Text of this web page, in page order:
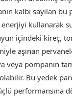
kalbi sayılan bu
enerjiyi kullanarak
içindeki kireç,
aşınan
veya pompanın
Bu yedek
performansına